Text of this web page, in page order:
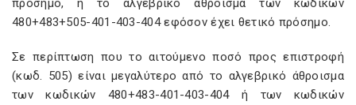
πρόσημο, ή το αλγεβρικό άθροισμα των κωδικών
480+483+505-401-403-404 εφόσον έχει θετικό πρόσημο.
Σε περίπτωση που το αιτούμενο ποσό προς επιστροφή
(κωδ. 505) είναι μεγαλύτερο από το αλγεβρικό άθροισμα
των κωδικών 480+483-401-403-404 ή των κωδικών